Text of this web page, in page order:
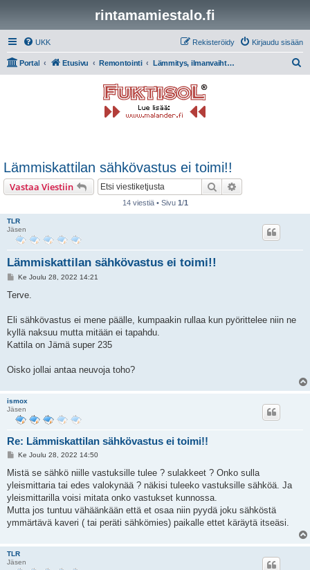
rintamamiestalo.fi
UKK Kirjaudu sisään
Rekisteröidy
Portal Etusivu Remontointi Lämmitys, ilmanvaihto, putket ja sähkö
Lämmiskattilan sähkövastus ei toimi!!
Vastaa Viestiin Etsi
14 viestiä • Sivu 1/1
TLR
Jäsen
Lämmiskattilan sähkövastus ei toimi!!
V
e
i
Ke Joulu 28, 2022 14:21
Terve.
Eli sähkövastus ei mene päälle, kumpaakin rullaa kun pyörittelee niin ne
kyllä naksuu mutta mitään ei tapahdu.
Kattila on Jämä super 235
Oisko jollai antaa neuvoja toho?
ismox
Jäsen
Re: Lämmiskattilan sähkövastus ei toimi!!
V
e
t
i
Ke Joulu 28, 2022 14:50
Mistä se sähkö niille vastuksille tulee ? sulakkeet ? Onko sulla
yleismittaria tai edes valokynää ? näkisi tuleeko vastuksille sähköä. Ja
yleismittarilla voisi mitata onko vastukset kunnossa.
Mutta jos tuntuu vähäänkään että et osaa niin pyydä joku sähköstä
ymmärtävä kaveri ( tai peräti sähkömies) paikalle ettet käräytä itseäsi.
TLR
Jäsen